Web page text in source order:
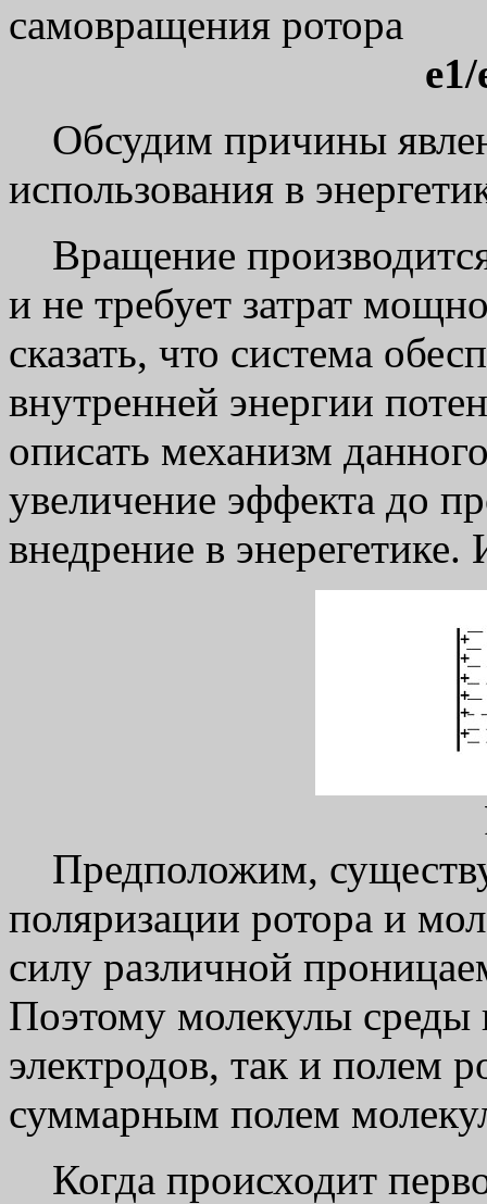
самовращения ротора
Обсудим причины
использования в
Вращение
и не требует затрат
сказать, что система
внутренней энергии
описать механизм
увеличение эффекта до
внедрение в
Предположим,
поляризации ротора и
силу различной
Поэтому молекулы среды
электродов, так и полем
суммарным полем
Когда происходит